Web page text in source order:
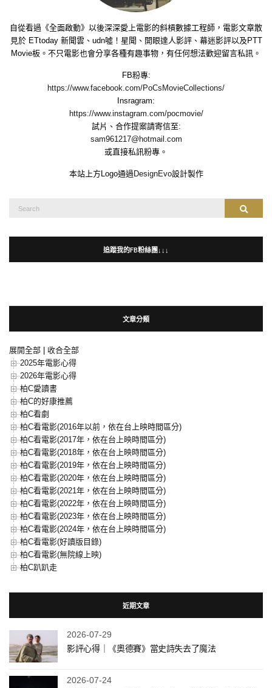
自從看過《全面啟動》以後深深愛上電影的斜槓數據工程師，電影文章散
見於 ETtoday 新聞雲、udn噓！星聞、開眼達人影評、幕迷影評以及PTT
Movie板。不只電影也會分享各種有趣事物，有任何想法歡迎留言私訊。
FB粉專:
https://www.facebook.com/PoCsMovieCollections/
Insragram:
https://www.instagram.com/pocmovie/
試片、合作提案請寄信至:
sam961217@hotmail.com
或直接私訊粉專。
本站上方Logo通過 DesignEvo設計製作
Search
Search
追蹤我的FB粉絲團↓↓↓
文章分類
展開全部
收合全部
2025年電影心得
2026年電影心得
柏C愛讀書
柏C的好康推薦
柏C看劇
柏C看電影(2016年以前，依在台上映時間區分)
柏C看電影(2017年，依在台上映時間區分)
柏C看電影(2018年，依在台上映時間區分)
柏C看電影(2019年，依在台上映時間區分)
柏C看電影(2020年，依在台上映時間區分)
柏C看電影(2021年，依在台上映時間區分)
柏C看電影(2022年，依在台上映時間區分)
柏C看電影(2023年，依在台上映時間區分)
柏C看電影(2024年，依在台上映時間區分)
柏C看電影(好讀版目錄)
柏C看電影(無院線上映)
柏C趴趴走
近期文章
2026-07-29
影評心得｜《奧德賽》當史詩失去了魔法
2026-07-24